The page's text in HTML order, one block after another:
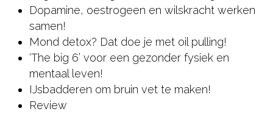
Dopamine, oestrogeen en wilskracht werken
samen!
Mond detox? Dat doe je met oil pulling!
‘The big 6’ voor een gezonder fysiek en
mentaal leven!
IJsbadderen om bruin vet te maken!
Review